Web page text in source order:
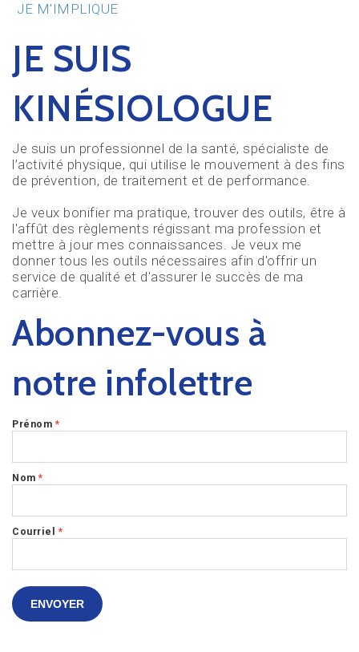
JE M'IMPLIQUE
JE SUIS
KINÉSIOLOGUE
Je suis un professionnel de la santé, spécialiste de
l’activité physique, qui utilise le mouvement à des fins
de prévention, de traitement et de performance.
Je veux bonifier ma pratique, trouver des outils, être à
l'affût des règlements régissant ma profession et
mettre à jour mes connaissances. Je veux me
donner tous les outils nécessaires afin d'offrir un
service de qualité et d'assurer le succès de ma
carrière.
Abonnez-vous à
notre infolettre
Prénom *
Nom *
Courriel *
ENVOYER